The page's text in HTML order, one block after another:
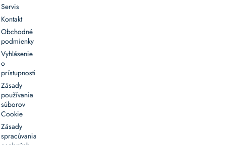
Servis
Kontakt
Obchodné
podmienky
Vyhlásenie
o
prístupnosti
Zásady
používania
súborov
Cookie
Zásady
spracúvania